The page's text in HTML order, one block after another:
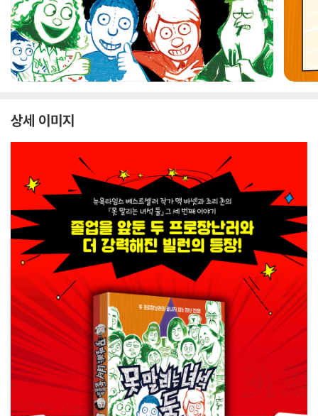
상세 이미지